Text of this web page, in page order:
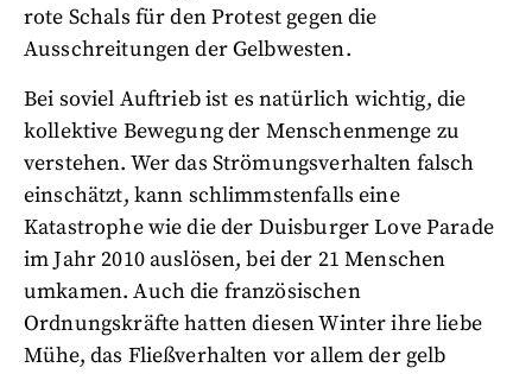
rote Schals für den Protest gegen die
Ausschreitungen der Gelbwesten.
Bei soviel Auftrieb ist es natürlich wichtig, die
kollektive Bewegung der Menschenmenge zu
verstehen. Wer das Strömungsverhalten falsch
einschätzt, kann schlimmstenfalls eine
Katastrophe wie die der Duisburger Love Parade
im Jahr 2010 auslösen, bei der 21 Menschen
umkamen. Auch die französischen
Ordnungskräfte hatten diesen Winter ihre liebe
Mühe, das Fließverhalten vor allem der gelb